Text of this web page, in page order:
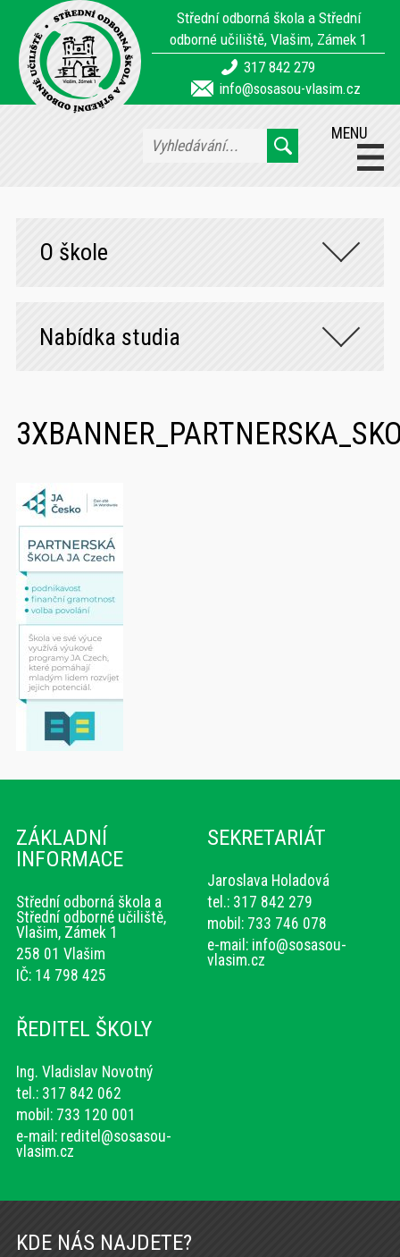
Střední odborná škola a Střední
odborné učiliště, Vlašim, Zámek 1
317 842 279
info@sosasou-vlasim.cz
MENU
O škole
Nabídka studia
ZÁKLADNÍ
INFORMACE
Střední odborná škola a
Střední odborné učiliště,
Vlašim, Zámek 1
258 01 Vlašim
IČ: 14 798 425
SEKRETARIÁT
Jaroslava Holadová
tel.: 317 842 279
mobil: 733 746 078
e-mail: info@sosasou-
vlasim.cz
ŘEDITEL ŠKOLY
Ing. Vladislav Novotný
tel.: 317 842 062
mobil: 733 120 001
e-mail: reditel@sosasou-
vlasim.cz
KDE NÁS NAJDETE?